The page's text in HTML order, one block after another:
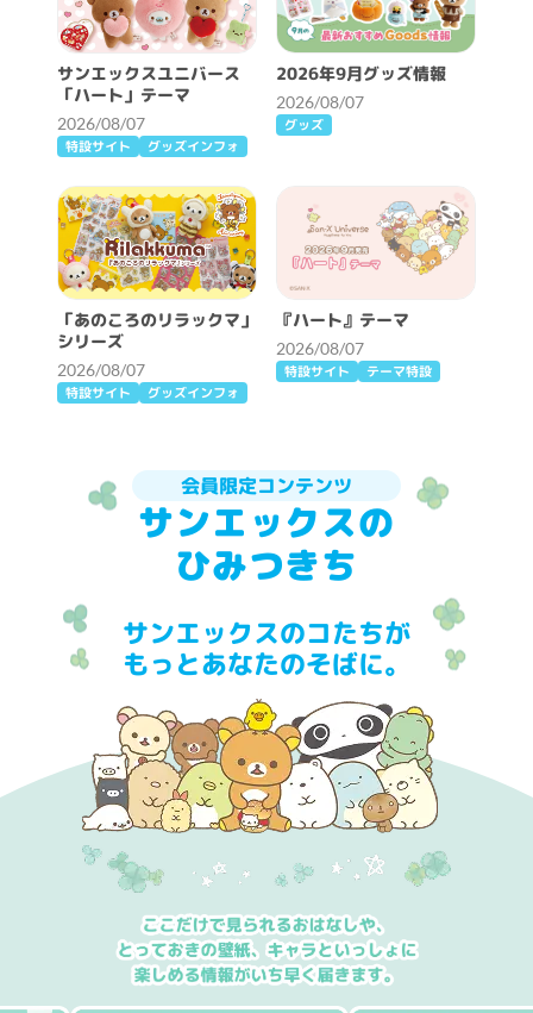
サンエックスユニバース
「ハート」テーマ
2026/08/07
特設サイト グッズインフォ
2026年9月グッズ情報
2026/08/07
グッズ
「あのころのリラックマ」
シリーズ
2026/08/07
特設サイト グッズインフォ
『ハート』テーマ
2026/08/07
特設サイト テーマ特設
会員限定コンテンツ
サンエックスの
ひみつきち
サンエックスのコたちが
もっとあなたのそばに。